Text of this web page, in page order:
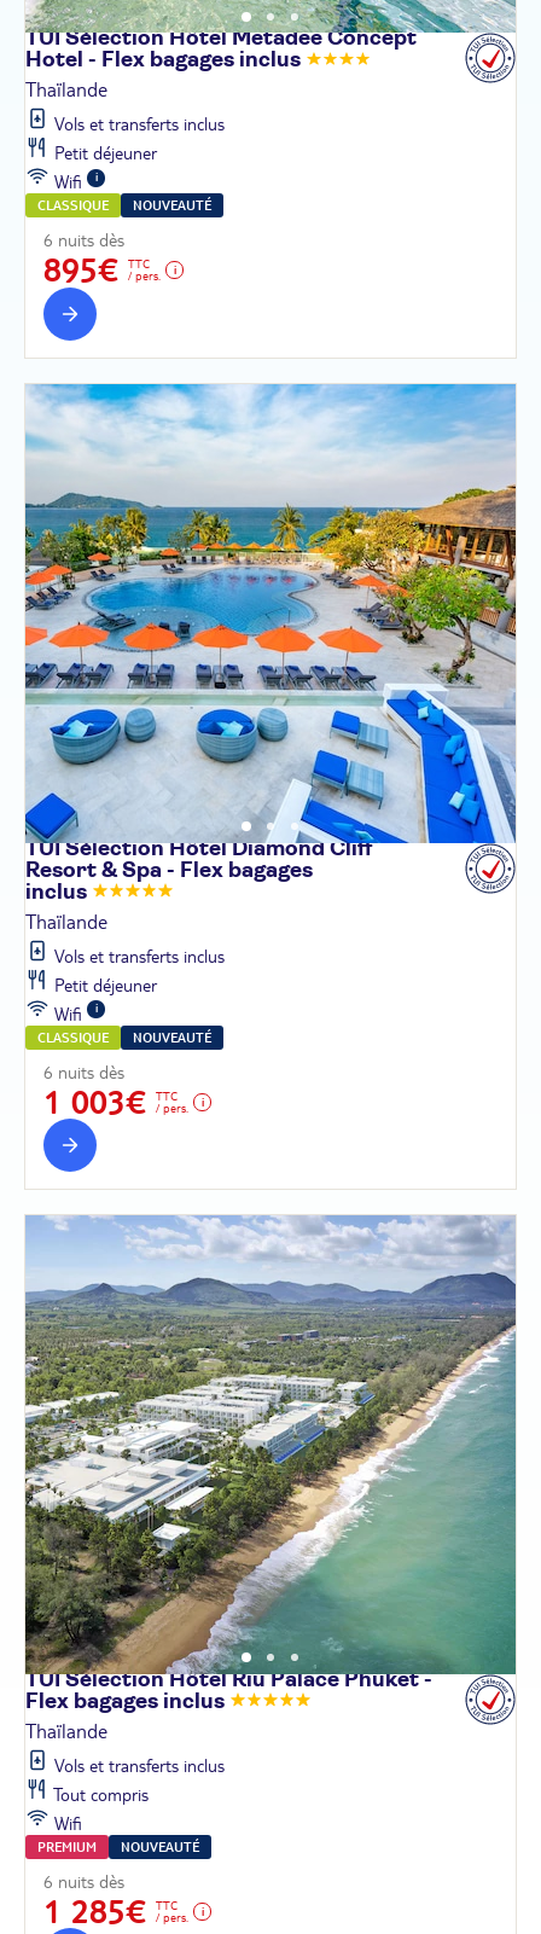
TUI Sélection Hôtel Metadee Concept
Hotel - Flex bagages inclus
Thaïlande
Vols et transferts inclus
Petit déjeuner
Wifi
CLASSIQUE NOUVEAUTÉ
6 nuits dès
895€
TTC
/ pers.
TUI Sélection Hôtel Diamond Cliff
Resort & Spa - Flex bagages
inclus
Thaïlande
Vols et transferts inclus
Petit déjeuner
Wifi
CLASSIQUE NOUVEAUTÉ
6 nuits dès
1 003€
TTC
/ pers.
TUI Sélection Hôtel Riu Palace Phuket -
Flex bagages inclus
Thaïlande
Vols et transferts inclus
Tout compris
Wifi
PREMIUM NOUVEAUTÉ
6 nuits dès
1 285€
TTC
/ pers.